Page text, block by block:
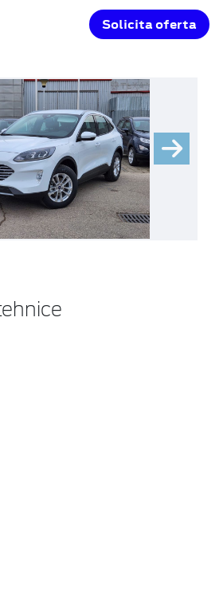
Solicita oferta